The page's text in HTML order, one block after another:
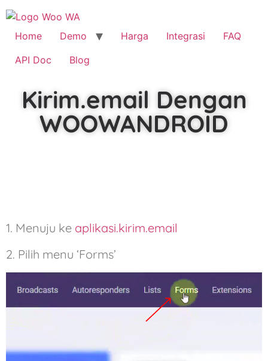
Home Demo Harga Integrasi
FAQ
API Doc
Blog
Kirim.email Dengan
WOOWANDROID
1. Menuju ke aplikasi.kirim.email
2. Pilih menu ‘Forms’